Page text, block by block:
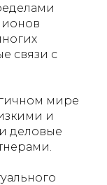
связи с
мире
и
деловые